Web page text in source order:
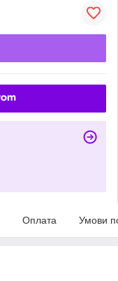
Оплата Умови